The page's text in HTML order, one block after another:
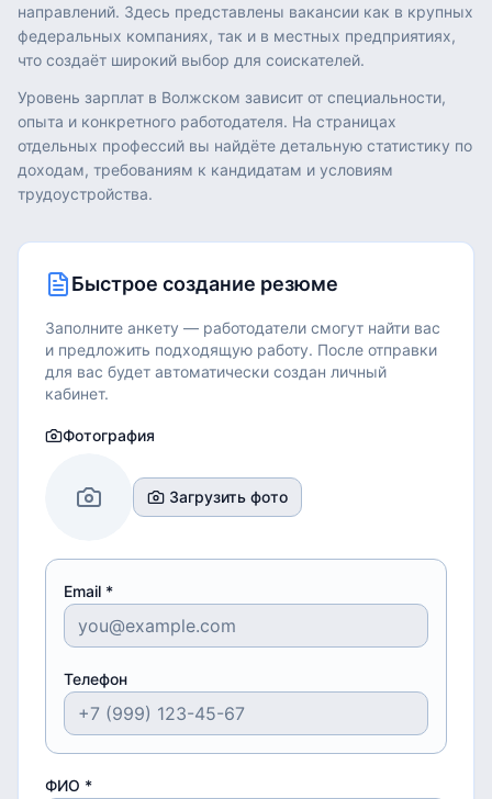
направлений. Здесь представлены вакансии как в крупных
федеральных компаниях, так и в местных предприятиях,
что создаёт широкий выбор для соискателей.
Уровень зарплат в Волжском зависит от специальности,
опыта и конкретного работодателя. На страницах
отдельных профессий вы найдёте детальную статистику по
доходам, требованиям к кандидатам и условиям
трудоустройства.
Быстрое создание резюме
Заполните анкету — работодатели смогут найти вас
и предложить подходящую работу. После отправки
для вас будет автоматически создан личный
кабинет.
Фотография
Загрузить фото
Email *
Телефон
ФИО *